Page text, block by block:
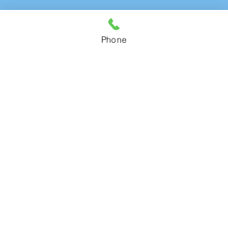
Phone